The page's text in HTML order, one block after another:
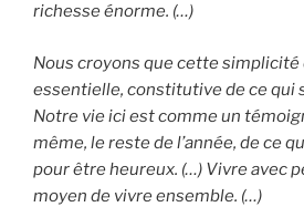
richesse énorme. (…)
Nous croyons que cette simplicité
essentielle, constitutive de ce qui
Notre vie ici est comme un
même, le reste de l’année, de ce
pour être heureux. (…) Vivre avec
moyen de vivre ensemble. (…)